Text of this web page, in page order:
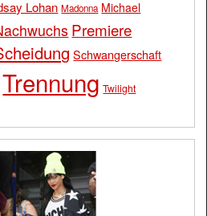
Lohan Madonna Michael
Premiere
Schwangerschaft
Trennung Twilight